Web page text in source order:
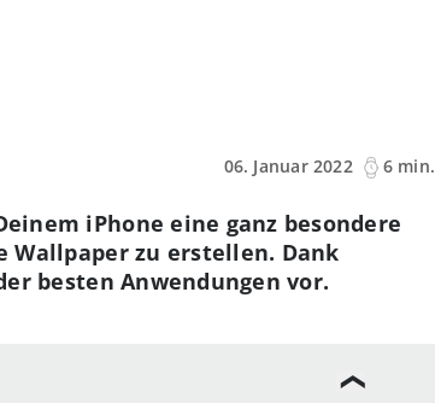
06. Januar 2022
6 min.
iPhone eine ganz besondere
zu erstellen. Dank
besten Anwendungen vor.